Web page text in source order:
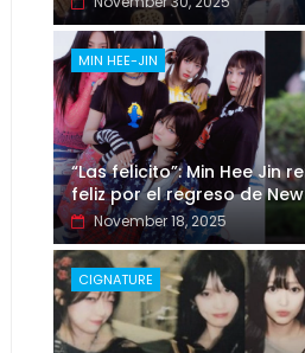
MIN HEE-JIN
“Las felicito”: Min Hee Jin
feliz por el regreso de
November 18, 2025
CIGNATURE